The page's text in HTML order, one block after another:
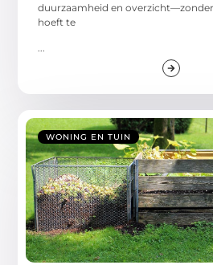
duurzaamheid en
hoeft te
...
WONING EN TUIN